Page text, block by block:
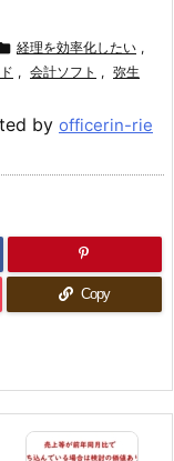
経理を効率化したい ,
, 会計ソフト , 弥生
by officerin-rie
Copy